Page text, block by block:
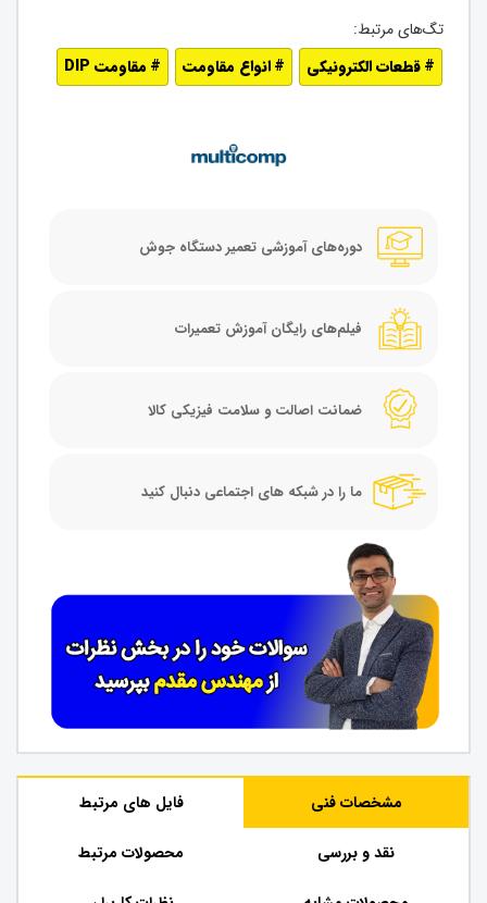
قطعات الکترونیکی انواع مقاومت مقاومت DIP
دوره‌های آموزشی تعمیر دستگاه جوش
فیلم‌های رایگان آموزش تعمیرات
ضمانت اصالت و سلامت فیزیکی کالا
ما را در شبکه های اجتماعی دنبال کنید
مشخصات فنی فایل های مرتبط
نقد و بررسی محصولات مرتبط